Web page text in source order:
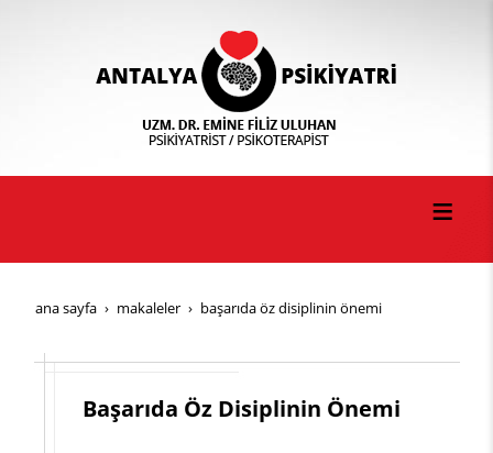
ana sayfa makaleler başarıda öz disiplinin önemi
Başarıda Öz Disiplinin Önemi